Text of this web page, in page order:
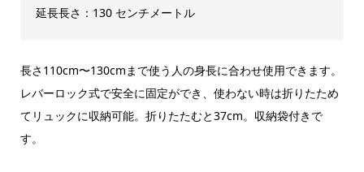
延長長さ：130 センチメートル
長さ110cm〜130cmまで使う人の身長に合わせ使用できます。
レバーロック式で安全に固定ができ、使わない時は折りたため
てリュックに収納可能。折りたたむと37cm。収納袋付きで
す。